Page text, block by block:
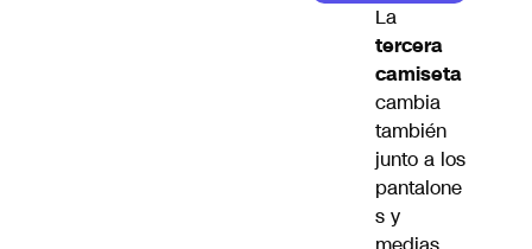
La
tercera
camiseta
cambia
también
junto a los
pantalone
s y